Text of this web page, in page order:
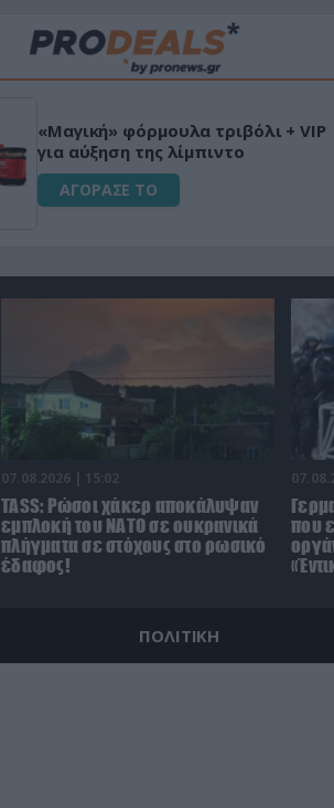
«Μαγική» φόρμουλα τριβόλι + VIP
για αύξηση της λίμπιντο
ΑΓΟΡΑΣΕ ΤΟ
07.08.2026 | 15:02
TASS: Ρώσοι χάκερ αποκάλυψαν
εμπλοκή του ΝΑΤΟ σε ουκρανικά
πλήγματα σε στόχους στο ρωσικό
έδαφος!
που
ΠΟΛΙΤΙΚΗ